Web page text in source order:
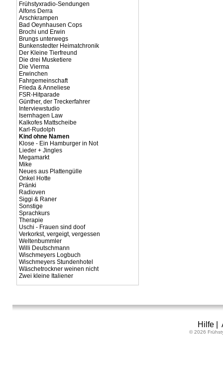
Frühstyxradio-Sendungen
Alfons Derra
Arschkrampen
Bad Oeynhausen Cops
Brochi und Erwin
Brungs unterwegs
Bunkenstedter Heimatchronik
Der Kleine Tierfreund
Die drei Musketiere
Die Vierma
Erwinchen
Fahrgemeinschaft
Frieda & Anneliese
FSR-Hitparade
Günther, der Treckerfahrer
Interviewstudio
Isernhagen Law
Kalkofes Mattscheibe
Karl-Rudolph
Kind ohne Namen
Klose - Ein Hamburger in Not
Lieder + Jingles
Megamarkt
Mike
Neues aus Plattengülle
Onkel Hotte
Pränki
Radioven
Siggi & Raner
Sonstige
Sprachkurs
Therapie
Uschi - Frauen sind doof
Verkorkst, vergeigt, vergessen
Weltenbummler
Willi Deutschmann
Wischmeyers Logbuch
Wischmeyers Stundenhotel
Wäschetrockner weinen nicht
Zwei kleine Italiener
Hilfe|
© 2026